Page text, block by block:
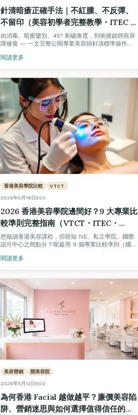
針清暗瘡正確手法｜不紅腫、不反彈、
不留印（美容初學者完整教學・ITEC /
VTCT 考核標準）
由消毒、暗瘡鑒別、45° 刺破角度，到術後鎮靜與屏
障修復 — 一文完整公開專業美容師針清標準操作流
核要求。
閱讀更多
香港美容學院比較 VTCT
2026年5月18日500
2026 香港美容學院邊間好？9 大專業比
較準則完整指南（VTCT・ITEC・
TQUK 認證學院實用對照）
想報讀香港美容課程，但唔知 IVE、私立學院、國際
認可中心之間點分？呢篇用 9 個專業比較準則（國際
援、韓國證書、價格透明度、開課保證、教學語言）
閱讀更多
美容營銷 開美容院
2026年5月12日500
為何香港 Facial 越做越平？廉價美容陷
阱、營銷迷思與如何選擇值得信任的美